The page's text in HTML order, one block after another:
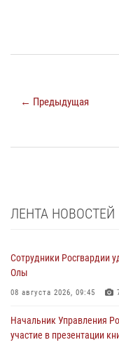
← Предыдущая
ЛЕНТА НОВОСТЕЙ
Сотрудники Росгвардии
Олы
08 августа 2026, 09:45
Начальник Управления
участие в презентации